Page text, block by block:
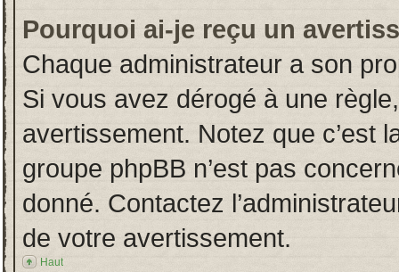
Pourquoi ai-je reçu un
Chaque administrateur a son
Si vous avez dérogé à une
avertissement. Notez que c’est
groupe phpBB n’est pas
donné. Contactez
de votre avertissement.
Haut